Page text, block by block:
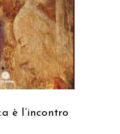
è l’incontro